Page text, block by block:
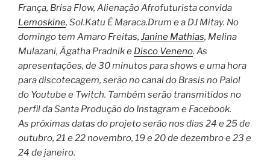
França, Brisa Flow, Alienação Afrofuturista convida
Lemoskine, Sol.Katu Ê Maraca.Drum e a DJ Mitay. No
domingo tem Amaro Freitas, Janine Mathias, Melina
Mulazani, Ágatha Pradnik e Disco Veneno. As
apresentações, de 30 minutos para shows e uma hora
para discotecagem, serão no canal do Brasis no Paiol
do Youtube e Twitch. Também serão transmitidos no
perfil da Santa Produção do Instagram e Facebook.
As próximas datas do projeto serão nos dias 24 e 25 de
outubro, 21 e 22 novembro, 19 e 20 de dezembro e 23 e
24 de janeiro.